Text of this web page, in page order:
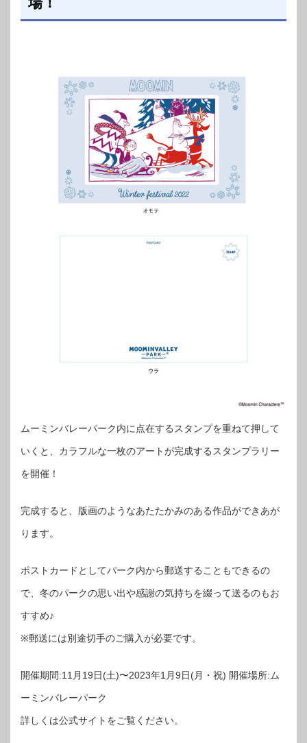
ムーミンバレーパーク内に点在するスタンプを重ねて押して
いくと、カラフルな一枚のアートが完成するスタンプラリー
を開催！
完成すると、版画のようなあたたかみのある作品ができあが
ります。
ポストカードとしてパーク内から郵送することもできるの
で、冬のパークの思い出や感謝の気持ちを綴って送るのもお
すすめ♪
※郵送には別途切手のご購入が必要です。
開催期間:11月19日(土)〜2023年1月9日(月・祝) 開催場所:ム
ーミンバレーパーク
詳しくは公式サイトをご覧ください。